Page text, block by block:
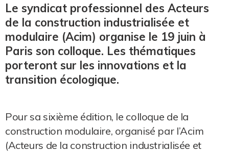
Le syndicat professionnel des Acteurs
de la construction industrialisée et
modulaire (Acim) organise le 19 juin à
Paris son colloque. Les thématiques
porteront sur les innovations et la
transition écologique.
Pour sa sixième édition, le colloque de la
construction modulaire, organisé par l’Acim
(Acteurs de la construction industrialisée et